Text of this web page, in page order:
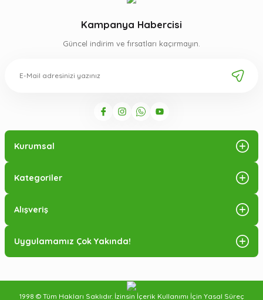
Kampanya Habercisi
Güncel indirim ve fırsatları kaçırmayın.
Kurumsal
Kategoriler
Alışveriş
Uygulamamız Çok Yakında!
1998 © Tüm Hakları Saklıdır. İzinsin İçerik Kullanımı İçin Yasal Süreç